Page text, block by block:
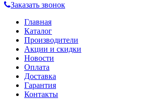
Заказать звонок
Главная
Каталог
Производители
Акции и скидки
Новости
Оплата
Доставка
Гарантия
Контакты